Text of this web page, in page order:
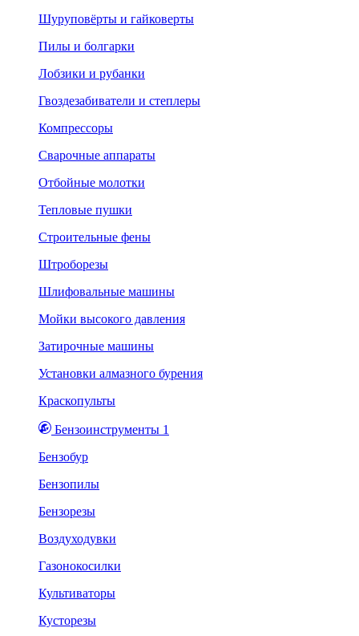
Шуруповёрты и гайковерты
Пилы и болгарки
Лобзики и рубанки
Гвоздезабиватели и степлеры
Компрессоры
Сварочные аппараты
Отбойные молотки
Тепловые пушки
Строительные фены
Штроборезы
Шлифовальные машины
Мойки высокого давления
Затирочные машины
Установки алмазного бурения
Краскопульты
Бензоинструменты 1
Бензобур
Бензопилы
Бензорезы
Воздуходувки
Газонокосилки
Культиваторы
Кусторезы